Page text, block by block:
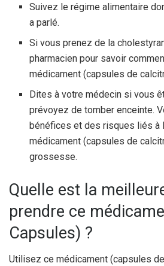
Suivez le régime alimentaire
a parlé.
Si vous prenez de la
pharmacien pour savoir
médicament (capsules de
Dites à votre médecin si vous
prévoyez de tomber enceinte.
bénéfices et des risques liés à
médicament (capsules de
grossesse.
Quelle est la
prendre ce
Capsules) ?
Utilisez ce médicament (capsules